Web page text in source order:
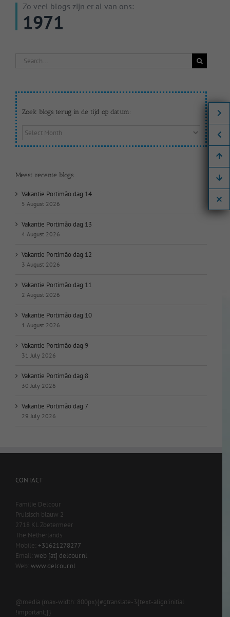
Zo veel blogs zijn er al van ons:
1971
Search
Zoek blogs terug in de tijd op datum:
Zoek
op
datum:
Meest recente blogs
Vakantie Portimão dag 14
5 August 2026
Vakantie Portimão dag 13
4 August 2026
Vakantie Portimão dag 12
3 August 2026
Vakantie Portimão dag 11
2 August 2026
Vakantie Portimão dag 10
1 August 2026
Vakantie Portimão dag 9
31 July 2026
Vakantie Portimão dag 8
30 July 2026
Vakantie Portimão dag 7
29 July 2026
CONTACT
Familie Delcour
Pruisisch blauw 2
2718 KL Zoetermeer
The Netherlands
Mobile: +31621278277
Email: web [at] delcour.nl
Web: www.delcour.nl
@media (max-width: 800px){#gtranslate-3{text-align:initial
!important;}}